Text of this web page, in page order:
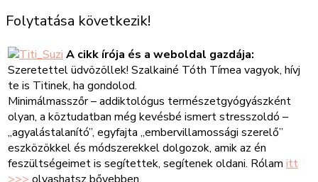
Folytatása következik!
A cikk írója és a weboldal gazdája:
Szeretettel üdvözöllek! Szalkainé Tóth Tímea vagyok, hívj
te is Titinek, ha gondolod.
Minimálmasszőr – addiktológus természetgyógyászként
olyan, a köztudatban még kevésbé ismert stresszoldó –
„agyalástalanító”, egyfajta „embervillamossági szerelő”
eszközökkel és módszerekkel dolgozok, amik az én
feszültségeimet is segítettek, segítenek oldani. Rólam itt